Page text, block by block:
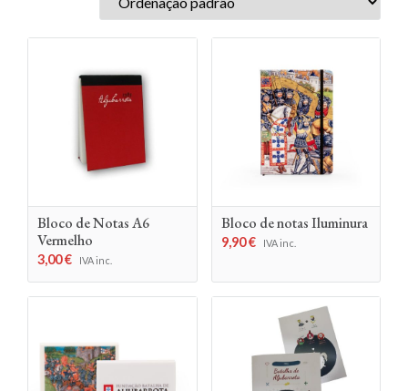
Bloco de Notas A6
Vermelho
3,00€ IVA inc.
Bloco de notas Iluminura
9,90€ IVA inc.